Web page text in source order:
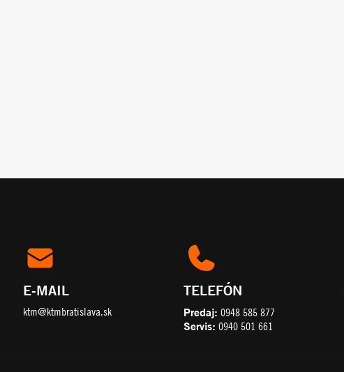
E-MAIL
ktm@ktmbratislava.sk
TELEFÓN
Predaj: 0948 585 877
Servis: 0940 501 661